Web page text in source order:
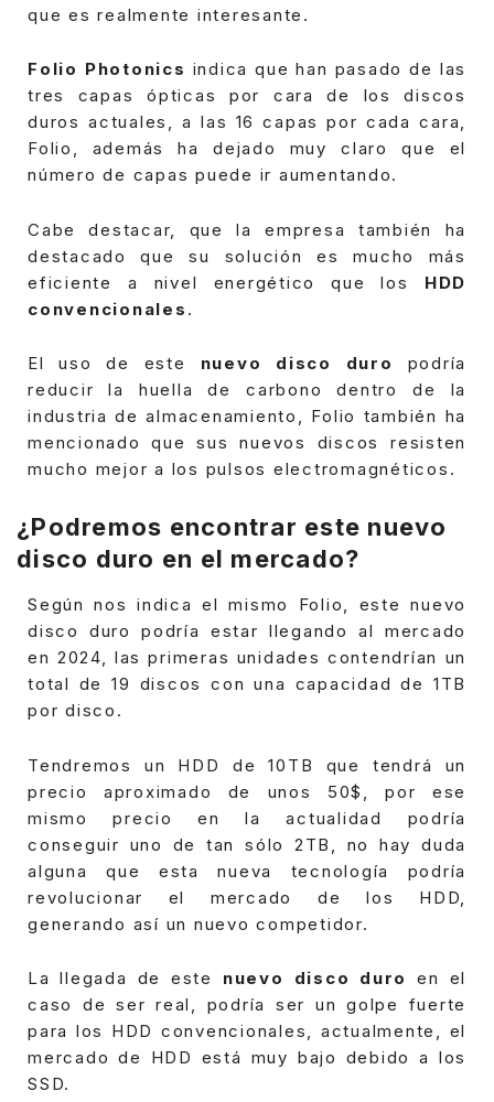
que es realmente interesante.
Folio Photonics indica que han pasado de las
tres capas ópticas por cara de los discos
duros actuales, a las 16 capas por cada cara,
Folio, además ha dejado muy claro que el
número de capas puede ir aumentando.
Cabe destacar, que la empresa también ha
destacado que su solución es mucho más
eficiente a nivel energético que los
HDD
convencionales .
El uso de este nuevo disco duro podría
reducir la huella de carbono dentro de la
industria de almacenamiento, Folio también ha
mencionado que sus nuevos discos resisten
mucho mejor a los pulsos electromagnéticos.
¿Podremos encontrar este nuevo
disco duro en el mercado?
Según nos indica el mismo Folio, este nuevo
disco duro podría estar llegando al mercado
en 2024, las primeras unidades contendrían un
total de 19 discos con una capacidad de 1TB
por disco.
Tendremos un HDD de 10TB que tendrá un
precio aproximado de unos 50$, por ese
mismo precio en la actualidad podría
conseguir uno de tan sólo 2TB, no hay duda
alguna que esta nueva tecnología podría
revolucionar el mercado de los HDD,
generando así un nuevo competidor.
La llegada de este nuevo disco duroen el
caso de ser real, podría ser un golpe fuerte
para los HDD convencionales, actualmente, el
mercado de HDD está muy bajo debido a los
SSD.